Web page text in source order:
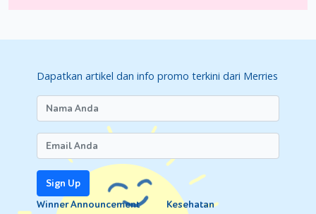
Dapatkan artikel dan info promo terkini dari Merries
Sign Up
Winner Announcement
Kesehatan